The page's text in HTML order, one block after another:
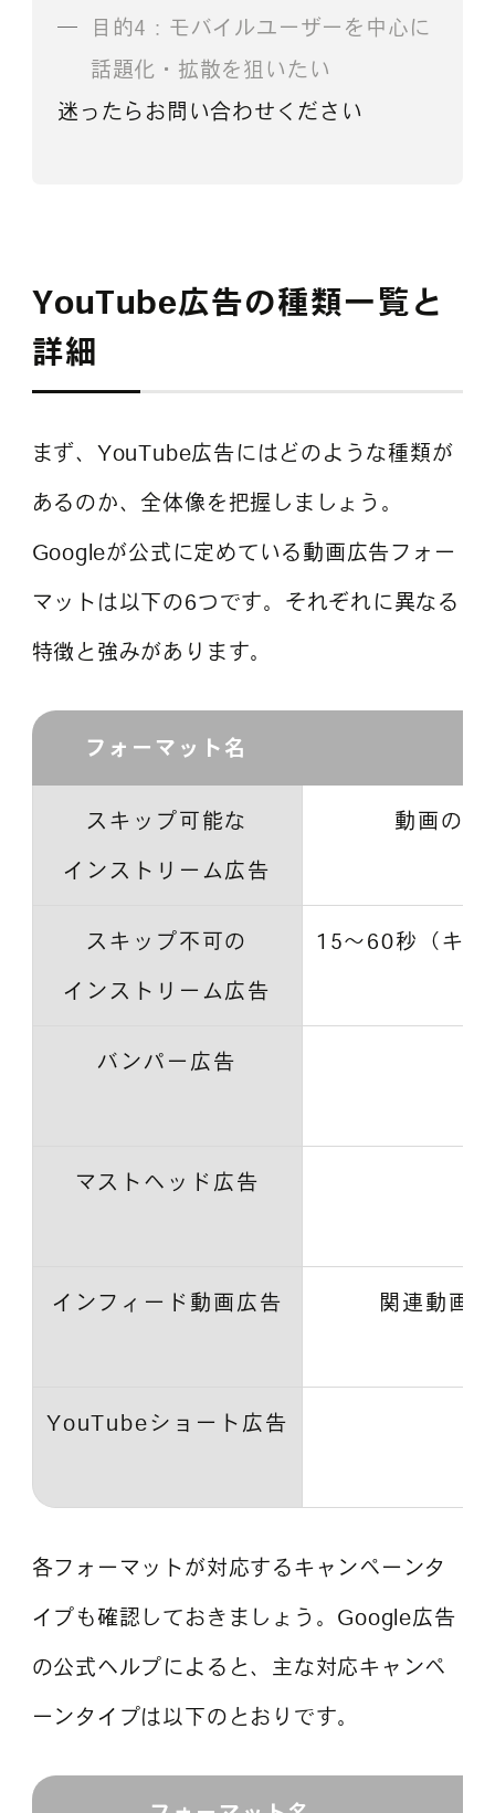
目的4：モバイルユーザーを中心に
話題化・拡散を狙いたい
迷ったらお問い合わせください
YouTube広告の種類一覧と
詳細
まず、YouTube広告にはどのような種類が
あるのか、全体像を把握しましょう。
Googleが公式に定めている動画広告フォー
マットは以下の6つです。それぞれに異なる
特徴と強みがあります。
フォーマット名
スキップ可能な
インストリーム広告
動画の再
スキップ不可の
インストリーム広告
15～60秒（キャ
バンパー広告
マストヘッド広告
インフィード動画広告 関連動画
YouTubeショート広告
各フォーマットが対応するキャンペーンタ
イプも確認しておきましょう。Google広告
の公式ヘルプによると、主な対応キャンペ
ーンタイプは以下のとおりです。